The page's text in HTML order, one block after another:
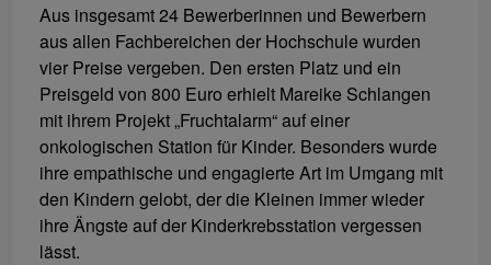
Aus insgesamt 24 Bewerberinnen und Bewerbern
aus allen Fachbereichen der Hochschule wurden
vier Preise vergeben. Den ersten Platz und ein
Preisgeld von 800 Euro erhielt Mareike Schlangen
mit ihrem Projekt „Fruchtalarm“ auf einer
onkologischen Station für Kinder. Besonders wurde
ihre empathische und engagierte Art im Umgang mit
den Kindern gelobt, der die Kleinen immer wieder
ihre Ängste auf der Kinderkrebsstation vergessen
lässt.